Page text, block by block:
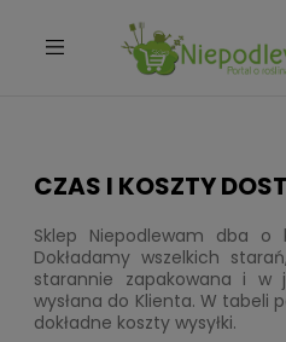
CZAS I KOSZTY
Sklep Niepodlewam dba o
Dokładamy wszelkich
starannie zapakowana i w
wysłana do Klienta. W tabeli
dokładne koszty wysyłki.